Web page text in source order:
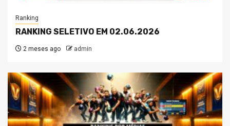
Ranking
RANKING SELETIVO EM 02.06.2026
2 meses ago admin